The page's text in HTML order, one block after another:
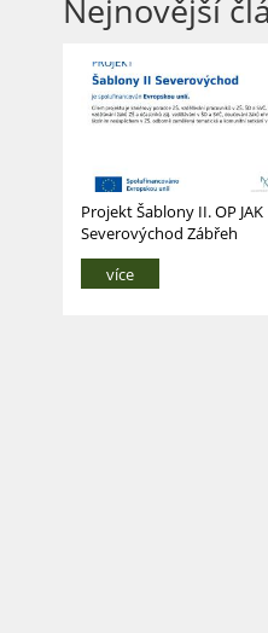
Nejnovější
Projekt Šablony II. OP JAK
Severovýchod Zábřeh
více